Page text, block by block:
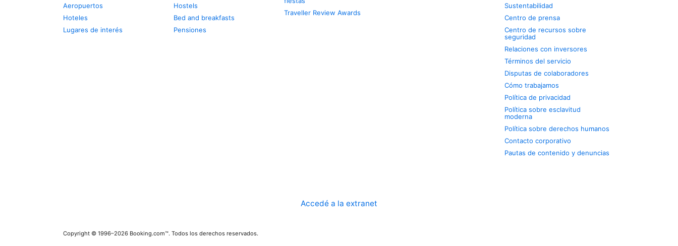
Aeropuertos
Hoteles
Lugares de interés
Hostels
Bed and breakfasts
Pensiones
Traveller Review Awards
Sustentabilidad
Centro de prensa
Centro de recursos sobre
seguridad
Relaciones con inversores
Términos del servicio
Disputas de colaboradores
Cómo trabajamos
Política de privacidad
Política sobre esclavitud
moderna
Política sobre derechos humanos
Contacto corporativo
Pautas de contenido y denuncias
Accedé a la extranet
Copyright © 1996–2026 Booking.com™. Todos los derechos reservados.